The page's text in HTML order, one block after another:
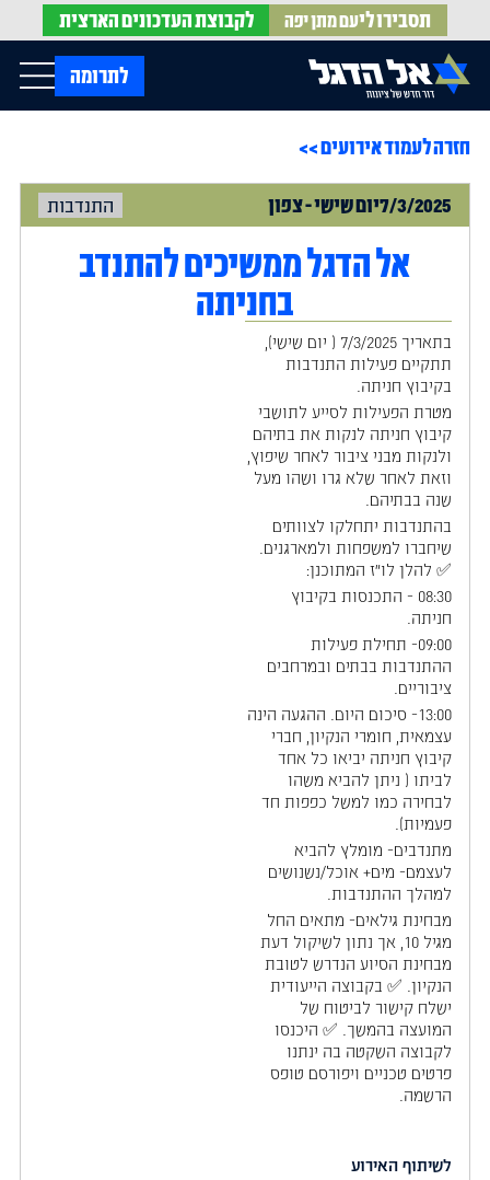
תסבירו ליעם מתן יפה לקבוצתהעדכונים הארצית
בית
עלינו
אירועים
חדשות אל הדגל
Open Submenu
עדכונים מהשטח
הופעות בתקשורת
חוק אל הדגל
צרו קשר
EN
לתרומה Menu
חזרה לעמוד אירועים >>
7/3/2025יוםשישי-צפון התנדבות
אל הדגל ממשיכים להתנדב
בחניתה
בתאריך 7/3/2025 ( יום שישי),
תתקיים פעילות התנדבות
בקיבוץ חניתה.
מטרת הפעילות לסייע לתושבי
קיבוץ חניתה לנקות את בתיהם
ולנקות מבני ציבור לאחר שיפוץ,
וזאת לאחר שלא גרו ושהו מעל
שנה בבתיהם.
בהתנדבות יתחלקו לצוותים
שיחברו למשפחות ולמארגנים.
✅ להלן לו"ז המתוכנן:
08:30 - התכנסות בקיבוץ
חניתה.
09:00- תחילת פעילות
ההתנדבות בבתים ובמרחבים
ציבוריים.
13:00- סיכום היום. ההגעה הינה
עצמאית, חומרי הנקיון, חברי
קיבוץ חניתה יביאו כל אחד
לביתו ( ניתן להביא משהו
לבחירה כמו למשל כפפות חד
פעמיות).
מתנדבים- מומלץ להביא
לעצמם- מים+ אוכל/נשנושים
למהלך ההתנדבות.
מבחינת גילאים- מתאים החל
מגיל 10, אך נתון לשיקול דעת
מבחינת הסיוע הנדרש לטובת
הנקיון. ✅ בקבוצה הייעודית
ישלח קישור לביטוח של
המועצה בהמשך. ✅ היכנסו
לקבוצה השקטה בה ינתנו
פרטים טכניים ויפורסם טופס
הרשמה.
לשיתוף האירוע